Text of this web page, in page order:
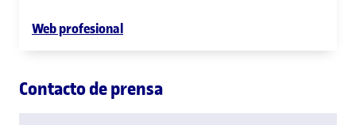
Web profesional
Contacto de prensa